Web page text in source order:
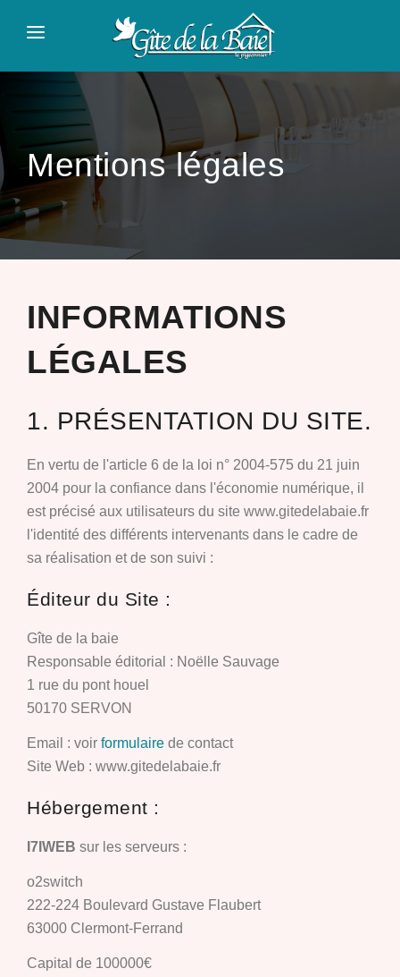
ACCUEIL
PRÉSENTATION
TARIFS
À VISITER
CONTACT
Mentions légales
INFORMATIONS
LÉGALES
1. PRÉSENTATION DU SITE.
En vertu de l'article 6 de la loi n° 2004-575 du 21 juin
2004 pour la confiance dans l'économie numérique, il
est précisé aux utilisateurs du site www.gitedelabaie.fr
l'identité des différents intervenants dans le cadre de
sa réalisation et de son suivi :
Éditeur du Site :
Gîte de la baie
Responsable éditorial : Noëlle Sauvage
1 rue du pont houel
50170 SERVON
Email : voir formulaire de contact
Site Web : www.gitedelabaie.fr
Hébergement :
I7IWEB sur les serveurs :
o2switch
222-224 Boulevard Gustave Flaubert
63000 Clermont-Ferrand
Capital de 100000€